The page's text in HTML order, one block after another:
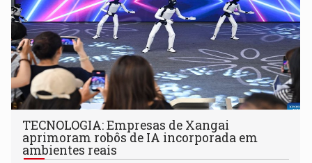
TECNOLOGIA: Empresas de Xangai
aprimoram robôs de IA incorporada em
ambientes reais